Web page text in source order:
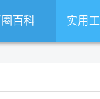
百科 实用